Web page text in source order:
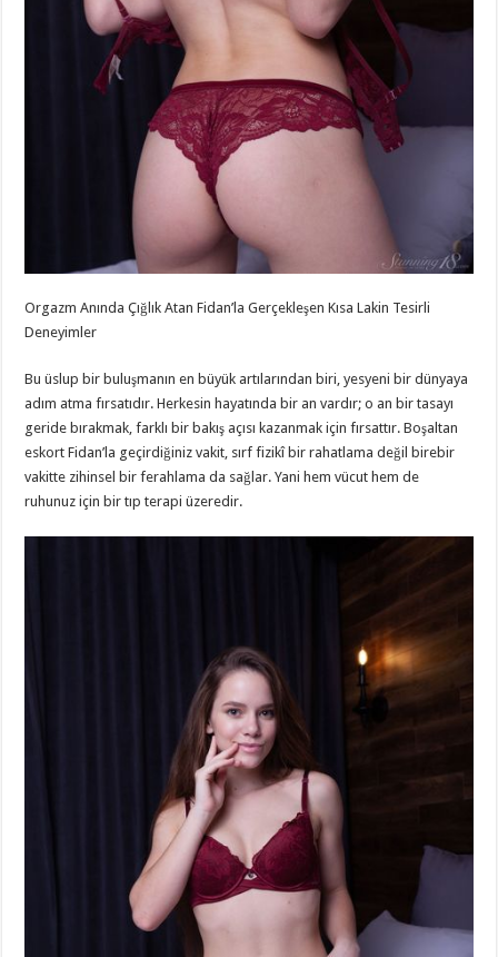
Orgazm Anında Çığlık Atan Fidan’la Gerçekleşen Kısa Lakin Tesirli
Deneyimler
Bu üslup bir buluşmanın en büyük artılarından biri, yesyeni bir dünyaya
adım atma fırsatıdır. Herkesin hayatında bir an vardır; o an bir tasayı
geride bırakmak, farklı bir bakış açısı kazanmak için fırsattır. Boşaltan
eskort Fidan’la geçirdiğiniz vakit, sırf fizikî bir rahatlama değil birebir
vakitte zihinsel bir ferahlama da sağlar. Yani hem vücut hem de
ruhunuz için bir tıp terapi üzeredir.